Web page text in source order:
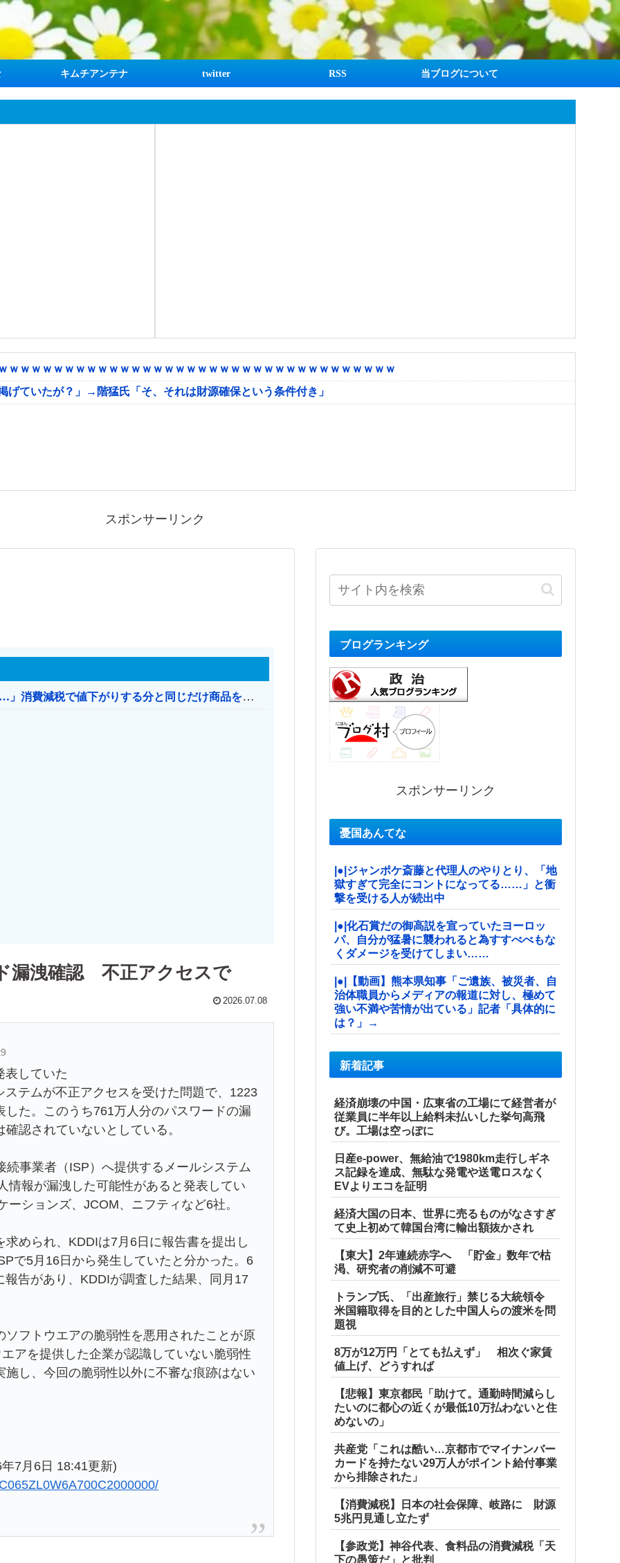
キムチアンテナ twitter RSS 当ブログについて
ｗｗｗｗｗｗｗｗｗｗｗｗｗｗｗｗｗｗｗｗｗｗｗｗｗｗｗｗｗｗｗｗｗｗ
ていたが？」→階猛氏「そ、それは財源確保という条件付き」
スポンサーリンク
【消費税率1％】 「下げるのが筋なんですけど…」消費減税で値下がりする分と同じだけ商品を値上げして店頭価格を変えない店も
漏洩確認 不正アクセスで
2026.07.08
表していた
テムが不正アクセスを受けた問題で、1223
た。このうち761万人分のパスワードの漏
認されていないとしている。
事業者（ISP）へ提供するメールシステム
情報が漏洩した可能性があると発表してい
ションズ、JCOM、ニフティなど6社。
められ、KDDIは7月6日に報告書を提出し
で5月16日から発生していたと分かった。6
告があり、KDDIが調査した結果、同月17
フトウエアの脆弱性を悪用されたことが原
アを提供した企業が認識していない脆弱性
し、今回の脆弱性以外に不審な痕跡はない
7月6日 18:41更新)
ブログランキング
スポンサーリンク
憂国あんてな
|●|ジャンポケ斎藤と代理人のやりとり、「地
獄すぎて完全にコントになってる……」と衝
撃を受ける人が続出中
|●|化石賞だの御高説を宣っていたヨーロッ
パ、自分が猛暑に襲われると為すすべべもな
くダメージを受けてしまい……
|●|【動画】熊本県知事「ご遺族、被災者、自
治体職員からメディアの報道に対し、極めて
強い不満や苦情が出ている」記者「具体的に
は？」→
新着記事
経済崩壊の中国・広東省の工場にて経営者が
従業員に半年以上給料未払いした挙句高飛
び。工場は空っぽに
日産e-power、無給油で1980km走行しギネ
ス記録を達成、無駄な発電や送電ロスなく
EVよりエコを証明
経済大国の日本、世界に売るものがなさすぎ
て史上初めて韓国台湾に輸出額抜かされ
【東大】2年連続赤字へ 「貯金」数年で枯
渇、研究者の削減不可避
トランプ氏、「出産旅行」禁じる大統領令
米国籍取得を目的とした中国人らの渡米を問
題視
8万が12万円「とても払えず」 相次ぐ家賃
値上げ、どうすれば
【悲報】東京都民「助けて。通勤時間減らし
たいのに都心の近くが最低10万払わないと住
めないの」
共産党「これは酷い…京都市でマイナンバー
カードを持たない29万人がポイント給付事業
から排除された」
【消費減税】日本の社会保障、岐路に 財源
5兆円見通し立たず
【参政党】神谷代表、食料品の消費減税「天
下の愚策だ」と批判